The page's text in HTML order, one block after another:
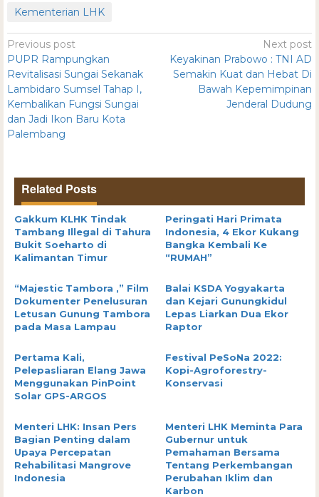
Kementerian LHK
Previous post
PUPR Rampungkan
Revitalisasi Sungai Sekanak
Lambidaro Sumsel Tahap I,
Kembalikan Fungsi Sungai
dan Jadi Ikon Baru Kota
Palembang
Next post
Keyakinan Prabowo : TNI AD
Semakin Kuat dan Hebat Di
Bawah Kepemimpinan
Jenderal Dudung
Related Posts
Gakkum KLHK Tindak
Tambang Illegal di Tahura
Bukit Soeharto di
Kalimantan Timur
Peringati Hari Primata
Indonesia, 4 Ekor Kukang
Bangka Kembali Ke
“RUMAH”
“Majestic Tambora ,” Film
Dokumenter Penelusuran
Letusan Gunung Tambora
pada Masa Lampau
Balai KSDA Yogyakarta
dan Kejari Gunungkidul
Lepas Liarkan Dua Ekor
Raptor
Pertama Kali,
Pelepasliaran Elang Jawa
Menggunakan PinPoint
Solar GPS-ARGOS
Festival PeSoNa 2022:
Kopi-Agroforestry-
Konservasi
Menteri LHK: Insan Pers
Bagian Penting dalam
Upaya Percepatan
Rehabilitasi Mangrove
Indonesia
Menteri LHK Meminta Para
Gubernur untuk
Pemahaman Bersama
Tentang Perkembangan
Perubahan Iklim dan
Karbon